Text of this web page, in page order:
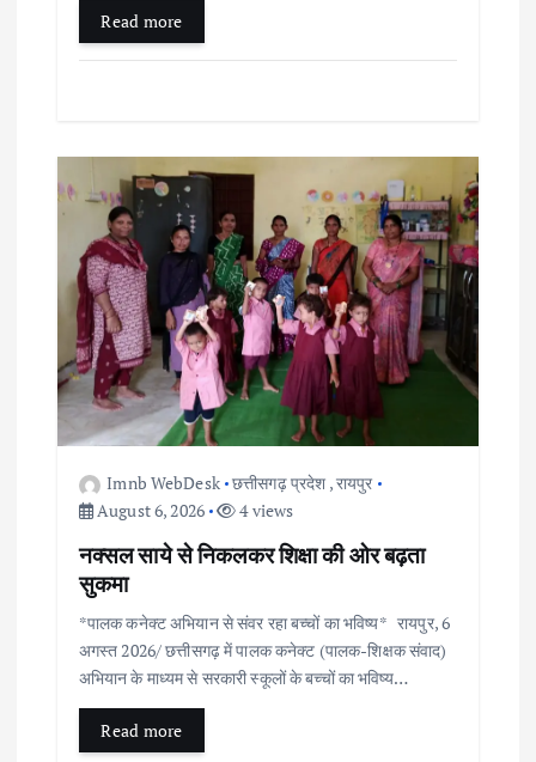
Read more
Imnb WebDesk छत्तीसगढ़ प्रदेश ,रायपुर
August 6, 2026
4 views
नक्सल साये से निकलकर शिक्षा की ओर बढ़ता
सुकमा
*पालक कनेक्ट अभियान से संवर रहा बच्चों का भविष्य* रायपुर, 6
अगस्त 2026/ छत्तीसगढ़ में पालक कनेक्ट (पालक-शिक्षक संवाद)
अभियान के माध्यम से सरकारी स्कूलों के बच्चों का भविष्य…
Read more